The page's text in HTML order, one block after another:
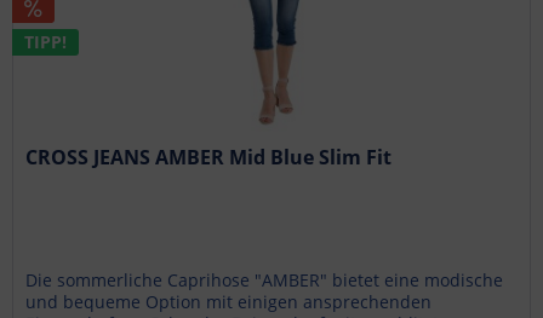
TIPP!
CROSS JEANS AMBER Mid Blue Slim Fit
Die sommerliche Caprihose "AMBER" bietet eine modische
und bequeme Option mit einigen ansprechenden